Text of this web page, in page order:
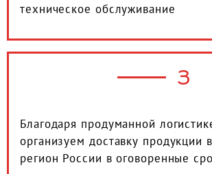
техническое обслуживание
3
Благодаря продуманной
организуем доставку продукции
регион России в оговоренные